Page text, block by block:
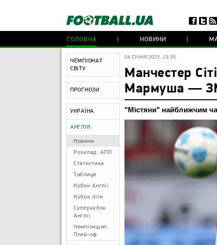
ГОЛОВНА НОВИНИ
ЧЕМПІОНАТ
СВІТУ
ПРОГНОЗИ
УКРАЇНА
АНГЛІЯ
Новини
Розклад. АПЛ
Статистика
Таблиця
Кубок Англії
Кубок ліги
Суперкубок
Англії
Чемпіоншип.
Плей-оф
04 СІЧНЯ 2025, 13:35
Манчестер
Мармуша —
"Містяни" найближчим